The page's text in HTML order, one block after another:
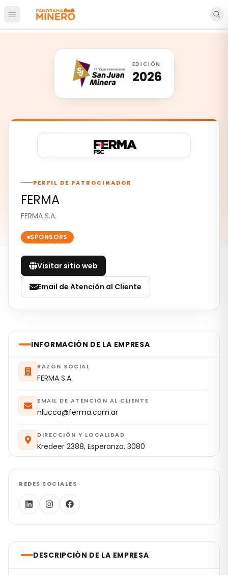
Abrir menú principal
EDICIÓN
2026
PERFIL DE PATROCINADOR
FERMA
FERMA S.A.
SPONSORS
Visitar sitio web
Email de Atención al Cliente
INFORMACIÓN DE LA EMPRESA
RAZÓN SOCIAL
FERMA S.A.
EMAIL DE ATENCIÓN AL CLIENTE
nlucca@ferma.com.ar
DIRECCIÓN Y LOCALIDAD
Kredeer 2388, Esperanza, 3080
REDES SOCIALES
DESCRIPCIÓN DE LA EMPRESA